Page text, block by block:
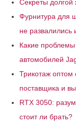
Секреты долгой
Фурнитура для
не развалились
Какие проблемы
автомобилей
Трикотаж оптом
поставщика и
RTX 3050:
стоит ли брать?